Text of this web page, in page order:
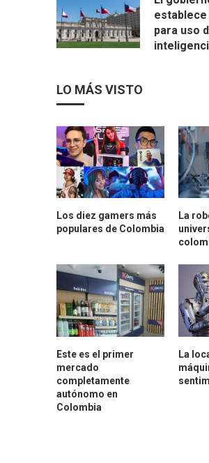
para uso
LO MÁS VISTO
Los diez gamers más
populares de Colombia
La
Este es el primer
mercado
completamente
autónomo en
Colombia
La